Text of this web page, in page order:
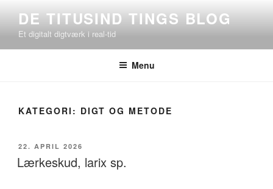
indhold
DE TITUSIND TINGS BLOG
Et digitalt digtværk i real-tid
Menu
KATEGORI: DIGT OG METODE
UDGIVET
DEN
22. APRIL 2026
Lærkeskud, larix sp.